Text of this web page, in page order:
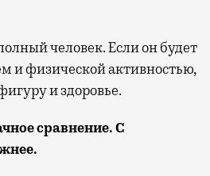
человек. Если он будет
и физической активностью,
и здоровье.
сравнение. С